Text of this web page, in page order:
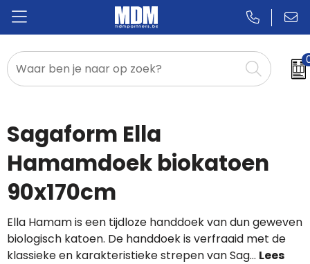
Relatiegeschenken
Promotietextiel
Sportkleding
Sagaform Ella
Hamamdoek biokatoen
90x170cm
Ella Hamam is een tijdloze handdoek van dun geweven
biologisch katoen. De handdoek is verfraaid met de
klassieke en karakteristieke strepen van Sag...